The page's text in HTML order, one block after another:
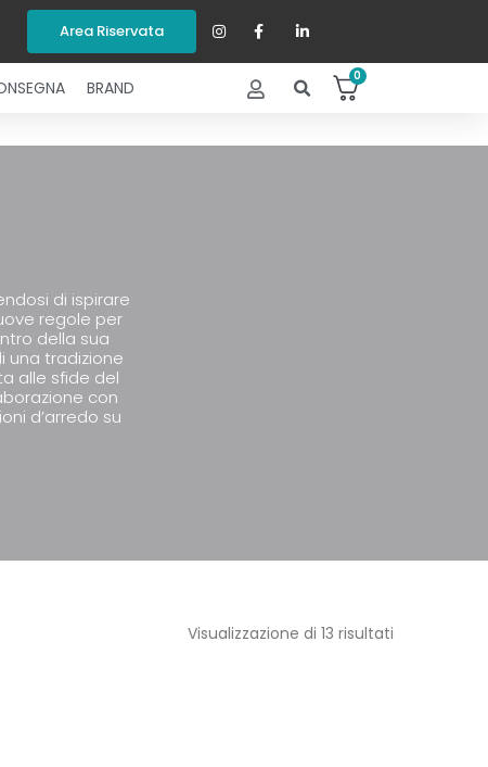
Area Riservata
BRAND
0
di ispirare
regole per
della sua
una tradizione
alle sfide del
con
d’arredo su
Visualizzazione di 13 risultati